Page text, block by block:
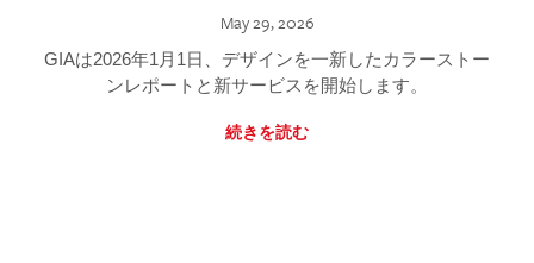
May 29, 2026
GIAは2026年1月1日、デザインを一新したカラーストー
ンレポートと新サービスを開始します。
続きを読む